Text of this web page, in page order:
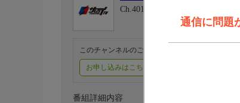
通信に問題
Ch.401
このチャンネルのご視聴には、オプションチャン
お申し込みはこちら
番組詳細内容